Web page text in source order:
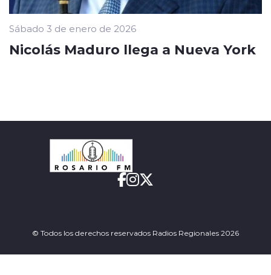
Sábado 3 de enero de 2026
Nicolás Maduro llega a Nueva York
© Todos los derechos reservados Radios Regionales 2026